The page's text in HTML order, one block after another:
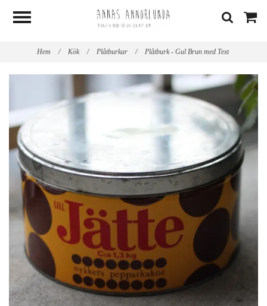
Hem / Kök / Plåtburkar / Plåtburk - Gul Brun med Text